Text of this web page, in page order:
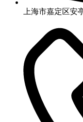
上海市嘉定区安